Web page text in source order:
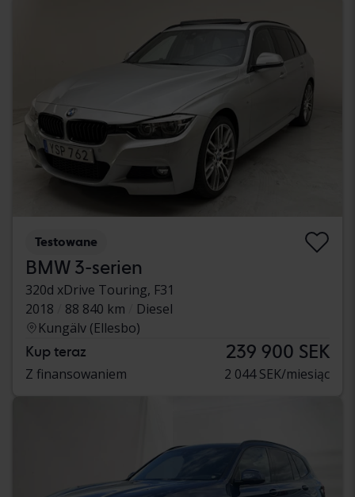
Testowane
BMW 3-serien
320d xDrive Touring, F31
2018
88 840 km
Diesel
Kungälv (Ellesbo)
Kup teraz 239 900 SEK
Z finansowaniem 2 044 SEK/miesiąc